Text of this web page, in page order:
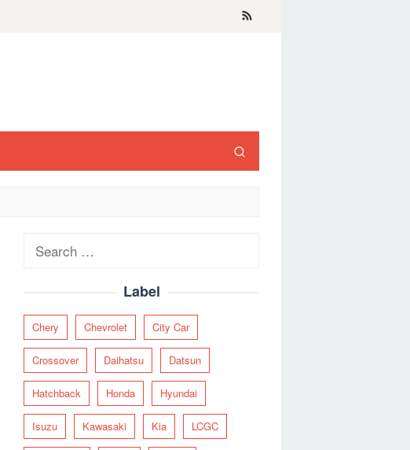
Search
Label
Chery Chevrolet City Car
Crossover Daihatsu Datsun
Hatchback Honda Hyundai
Isuzu Kawasaki Kia LCGC